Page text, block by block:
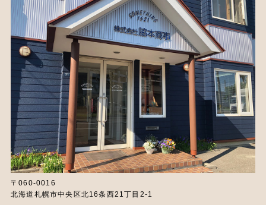
〒060-0016
北海道札幌市中央区北16条西21丁目2-1